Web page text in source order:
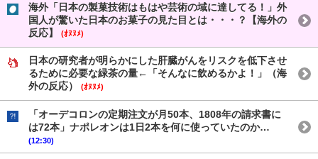
海外「日本の製菓技術はもはや芸術の域に達してる！」外
国人が驚いた日本のお菓子の見た目とは・・・？【海外の
反応】
(ｵﾇﾇﾒ)
日本の研究者が明らかにした肝臓がんをリスクを低下させ
るために必要な緑茶の量←「そんなに飲めるかよ！」（海
外の反応）
(ｵﾇﾇﾒ)
「オーデコロンの定期注文が月50本、1808年の請求書に
は72本」ナポレオンは1日2本を何に使っていたのか…
(12:30)